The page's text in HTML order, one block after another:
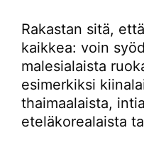
Rakastan sitä,
kaikkea: voin
malesialaista
esimerkiksi
thaimaalaista,
eteläkorealaista